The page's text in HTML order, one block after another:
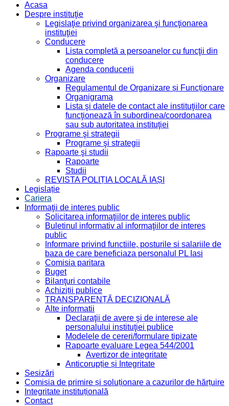
Acasa
Despre instituţie
Legislaţie privind organizarea şi funcţionarea
instituţiei
Conducere
Lista completă a persoanelor cu funcţii din
conducere
Agenda conducerii
Organizare
Regulamentul de Organizare și Funcționare
Organigrama
Lista şi datele de contact ale instituţiilor care
funcţionează în subordinea/coordonarea
sau sub autoritatea instituţiei
Programe şi strategii
Programe şi strategii
Rapoarte şi studii
Rapoarte
Studii
REVISTA POLIȚIA LOCALĂ IAȘI
Legislație
Cariera
Informaţii de interes public
Solicitarea informaţiilor de interes public
Buletinul informativ al informaţiilor de interes
public
Informare privind functiile, posturile si salariile de
baza de care beneficiaza personalul PL Iasi
Comisia paritara
Buget
Bilanţuri contabile
Achiziții publice
TRANSPARENȚĂ DECIZIONALĂ
Alte informatii
Declaraţii de avere şi de interese ale
personalului instituţiei publice
Modelele de cereri/formulare tipizate
Rapoarte evaluare Legea 544/2001
Avertizor de integritate
Anticorupție și Integritate
Sesizări
Comisia de primire și soluționare a cazurilor de hărțuire
Integritate instituțională
Contact